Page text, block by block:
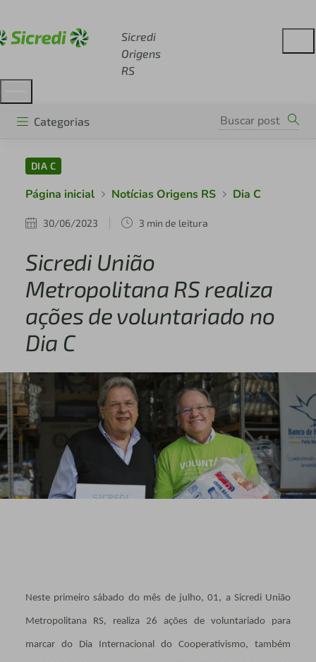
Sicredi
Origens
RS
Categorias
DIA C
Página inicial Notícias Origens RS Dia C
30/06/2023 3 min de leitura
Sicredi União
Metropolitana RS realiza
ações de voluntariado no
Dia C
Neste primeiro sábado do mês de julho, 01, a Sicredi União
Metropolitana RS, realiza 26 ações de voluntariado para
marcar do Dia Internacional do Cooperativismo, também